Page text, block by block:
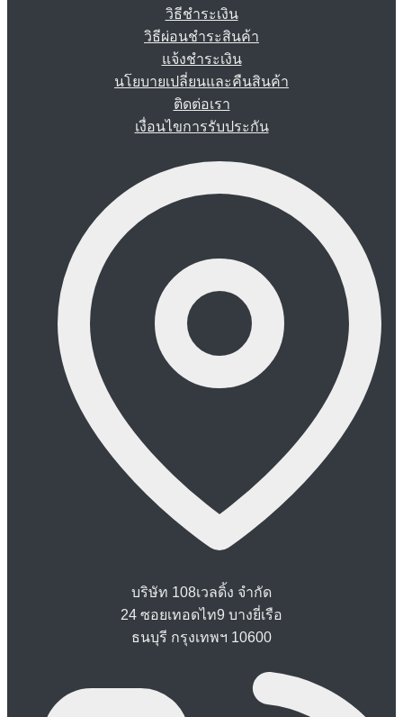
วิธีชำระเงิน
วิธีผ่อนชำระสินค้า
แจ้งชำระเงิน
นโยบายเปลี่ยนและคืนสินค้า
ติดต่อเรา
เงื่อนไขการรับประกัน
บริษัท 108เวลดิ้ง จำกัด
24 ซอยเทอดไท9 บางยี่เรือ
ธนบุรี กรุงเทพฯ 10600